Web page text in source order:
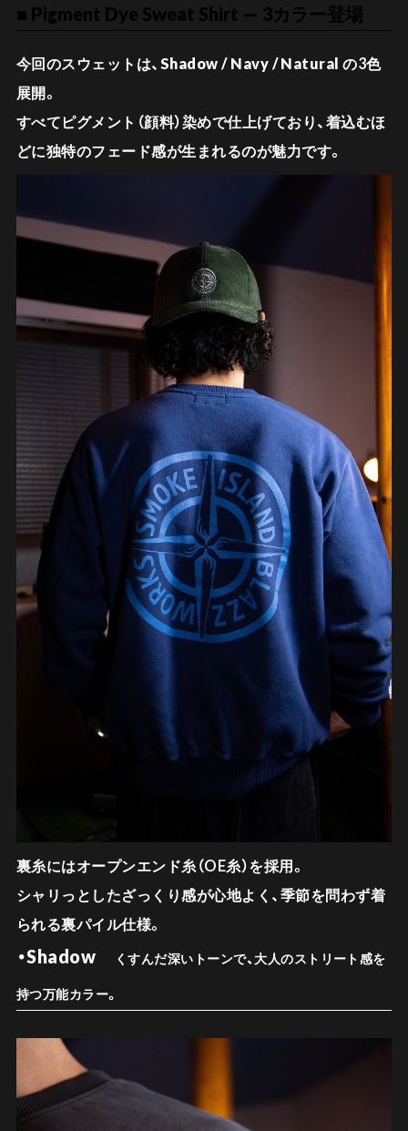
■ Pigment Dye Sweat Shirt — 3カラー登場
今回のスウェットは、 Shadow / Navy / Natural の3色
展開。
すべてピグメント（顔料）染めで仕上げており、着込むほ
どに独特のフェード感が生まれるのが魅力です。
裏糸にはオープンエンド糸（OE糸）を採用。
シャリっとしたざっくり感が心地よく、季節を問わず着
られる裏パイル仕様。
・Shadow くすんだ深いトーンで、大人のストリート感を
持つ万能カラー。